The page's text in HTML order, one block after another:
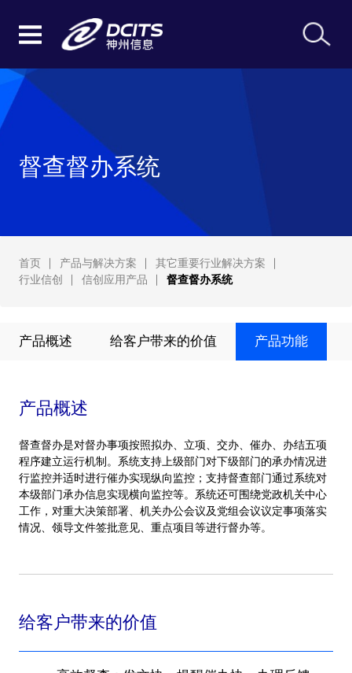
督查督办系统
首页 产品与解决方案
其它重要行业解决方案
行业信创
信创应用产品 督查督办系统
产品概述 给客户带来的价值 产品功能
产品概述
督查督办是对督办事项按照拟办、立项、交办、催办、办结五项
程序建立运行机制。系统支持上级部门对下级部门的承办情况进
行监控并适时进行催办实现纵向监控；支持督查部门通过系统对
本级部门承办信息实现横向监控等。系统还可围绕党政机关中心
工作，对重大决策部署、机关办公会议及党组会议议定事项落实
情况、领导文件签批意见、重点项目等进行督办等。
给客户带来的价值